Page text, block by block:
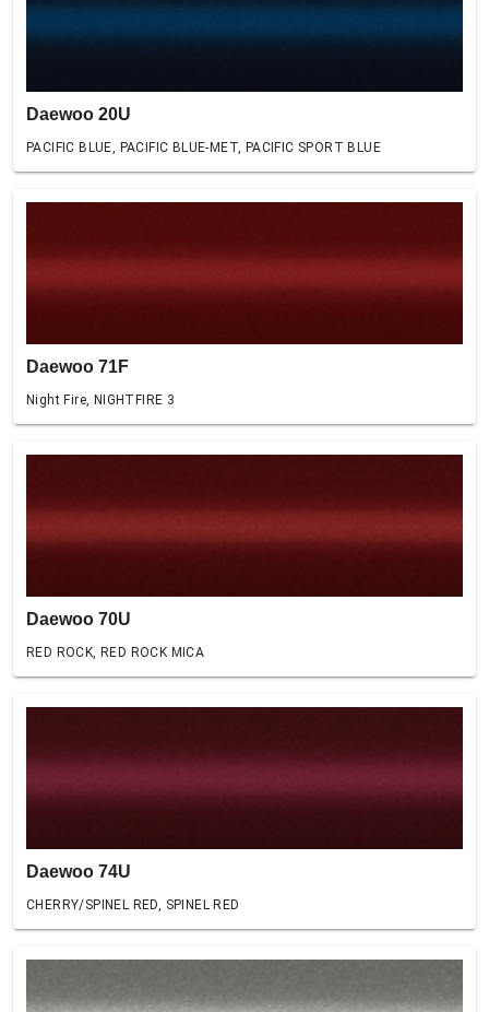
Daewoo 20U
PACIFIC BLUE, PACIFIC BLUE-MET, PACIFIC SPORT BLUE
Daewoo 71F
Night Fire, NIGHTFIRE 3
Daewoo 70U
RED ROCK, RED ROCK MICA
Daewoo 74U
CHERRY/SPINEL RED, SPINEL RED